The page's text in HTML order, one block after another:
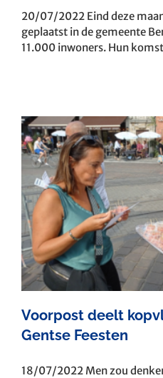
20/07/2022 Eind deze
geplaatst in de gemeente
11.000 inwoners. Hun
Voorpost deelt
Gentse Feesten
18/07/2022 Men zou